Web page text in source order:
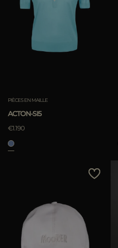
PIÈCES EN MAILLE
ACTON-SI5
€1.190